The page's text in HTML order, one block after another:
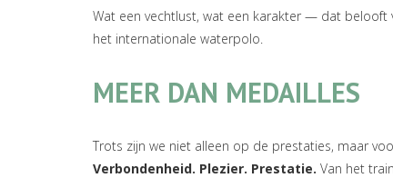
Wat een vechtlust, wat een karakter — dat
het internationale waterpolo.
MEER DAN MEDAILLES
Trots zijn we niet alleen op de prestaties, maar
Verbondenheid. Plezier. Prestatie. Van het